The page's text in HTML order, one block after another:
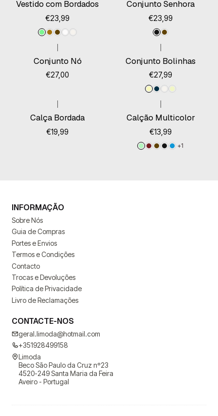
Vestido com Bordados
€23,99
Conjunto Senhora
€23,99
Conjunto Nó
€27,00
Conjunto Bolinhas
€27,99
Calça Bordada
€19,99
Calção Multicolor
€13,99
+1
INFORMAÇÃO
Sobre Nós
Guia de Compras
Portes e Envios
Termos e Condições
Contacto
Trocas e Devoluções
Política de Privacidade
Livro de Reclamações
CONTACTE-NOS
geral.limoda@hotmail.com
+351928499158
Limoda
Beco São Paulo da Cruz nº23
4520-249 Santa Maria da Feira
Aveiro - Portugal